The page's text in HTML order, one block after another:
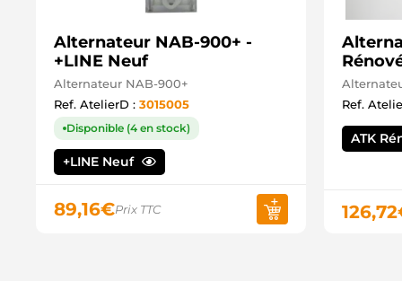
Alternateur NAB-900+ -
+LINE Neuf
Alternateur NAB-900+
Ref. AtelierD : 3015005
Disponible (4 en stock)
+LINE Neuf
89,16€Prix TTC
Ref.
ATK
126,72